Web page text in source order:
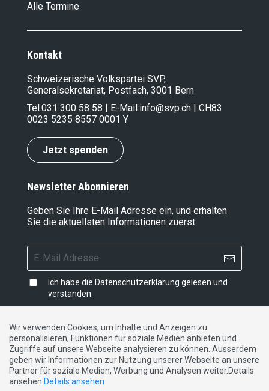
Alle Termine
Kontakt
Schweizerische Volkspartei SVP,
Generalsekretariat, Postfach, 3001 Bern
Tel.031 300 58 58 | E-Mail:info@svp.ch | CH83
0023 5235 8557 0001 Y
Jetzt spenden
Newsletter Abonnieren
Geben Sie Ihre E-Mail Adresse ein, und erhalten
Sie die aktuellsten Informationen zuerst.
Ich habe die Datenschutzerklärung gelesen und
verstanden.
Impressum|Datenschutzerklärung|Kontakt
DE FR IT
Wir verwenden Cookies, um Inhalte und Anzeigen zu
personalisieren, Funktionen für soziale Medien anbieten und
Zugriffe auf unsere Webseite analysieren zu können. Ausserdem
geben wir Informationen zur Nutzung unserer Webseite an unsere
Partner für soziale Medien, Werbung und Analysen weiter.Details
ansehen Details ansehen